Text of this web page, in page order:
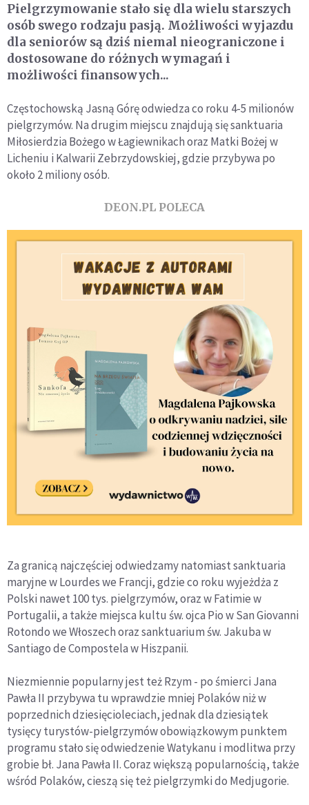
Pielgrzymowanie stało się dla wielu starszych
osób swego rodzaju pasją. Możliwości wyjazdu
dla seniorów są dziś niemal nieograniczone i
dostosowane do różnych wymagań i
możliwości finansowych...
Częstochowską Jasną Górę odwiedza co roku 4-5 milionów
pielgrzymów. Na drugim miejscu znajdują się sanktuaria
Miłosierdzia Bożego w Łagiewnikach oraz Matki Bożej w
Licheniu i Kalwarii Zebrzydowskiej, gdzie przybywa po
około 2 miliony osób.
DEON.PL POLECA
Za granicą najczęściej odwiedzamy natomiast sanktuaria
maryjne w Lourdes we Francji, gdzie co roku wyjeżdża z
Polski nawet 100 tys. pielgrzymów, oraz w Fatimie w
Portugalii, a także miejsca kultu św. ojca Pio w San Giovanni
Rotondo we Włoszech oraz sanktuarium św. Jakuba w
Santiago de Compostela w Hiszpanii.
Niezmiennie popularny jest też Rzym - po śmierci Jana
Pawła II przybywa tu wprawdzie mniej Polaków niż w
poprzednich dziesięcioleciach, jednak dla dziesiątek
tysięcy turystów-pielgrzymów obowiązkowym punktem
programu stało się odwiedzenie Watykanu i modlitwa przy
grobie bł. Jana Pawła II. Coraz większą popularnością, także
wśród Polaków, cieszą się też pielgrzymki do Medjugorie.